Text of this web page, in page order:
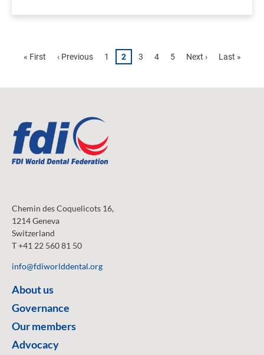
Pagination
First
« First
Previous
‹ Previous Page
1 Page
2 Page
3 Page
4 Page
5
Next
Next ›
Last
Last »
Chemin des Coquelicots 16,
1214 Geneva
Switzerland
T +41 22 560 81 50
info@fdiworlddental.org
About us
Governance
Our members
Advocacy